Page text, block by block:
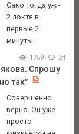
Сако тогда уж -
2 локтя в
первые 2
минуты.
1759 24
Спрошу
так"
Совершенно
верно. Он уже
просто